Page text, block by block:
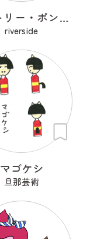
カントリー・ポンゴ・ケアレス
riverside
マゴケシ
旦那芸術